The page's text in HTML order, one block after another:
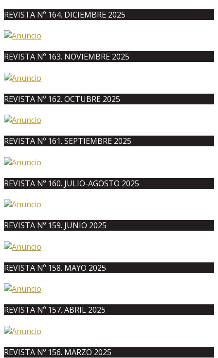
REVISTA Nº 164. DICIEMBRE 2025
REVISTA Nº 163. NOVIEMBRE 2025
REVISTA Nº 162. OCTUBRE 2025
REVISTA Nº 161. SEPTIEMBRE 2025
REVISTA Nº 160. JULIO-AGOSTO 2025
REVISTA Nº 159. JUNIO 2025
REVISTA Nº 158. MAYO 2025
REVISTA Nº 157. ABRIL 2025
REVISTA Nº 156. MARZO 2025